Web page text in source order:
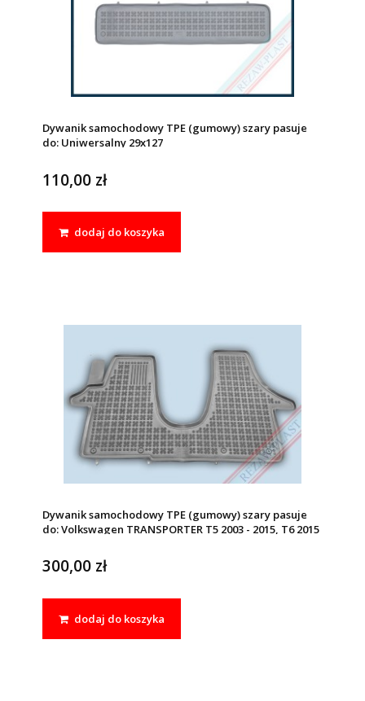
Dywanik samochodowy TPE (gumowy) szary pasuje
do: Uniwersalny 29x127
110,00 zł
dodaj do koszyka
Dywanik samochodowy TPE (gumowy) szary pasuje
do: Volkswagen TRANSPORTER T5 2003 - 2015, T6 2015
300,00 zł
dodaj do koszyka